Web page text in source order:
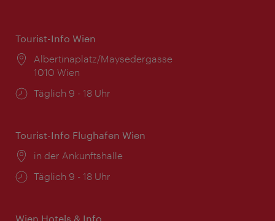
Tourist-Info Wien
Ort:
Albertinaplatz/Maysedergasse
1010 Wien
Öffnungszeiten:
Täglich 9 - 18 Uhr
Tourist-Info Flughafen Wien
Ort:
in der Ankunftshalle
Öffnungszeiten:
Täglich 9 - 18 Uhr
Wien Hotels & Info